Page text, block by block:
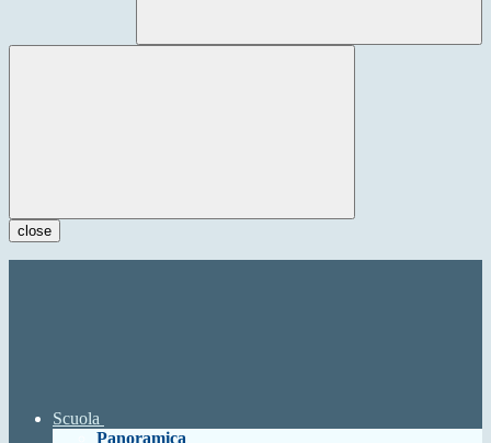
close
Scuola
Panoramica